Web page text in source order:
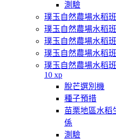
測驗
璞玉自然農場水稻
璞玉自然農場水稻
璞玉自然農場水稻
璞玉自然農場水稻
璞玉自然農場水稻
10 xp
脫芒選別機
種子預措
苗栗地區水稻
係
測驗